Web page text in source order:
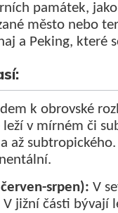
památek,
město nebo
a Peking, které
k obrovské
leží v mírném či
až
srpen): V
V jižní části